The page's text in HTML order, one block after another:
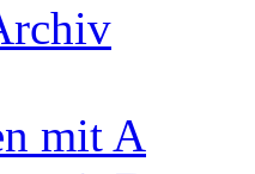
mit A